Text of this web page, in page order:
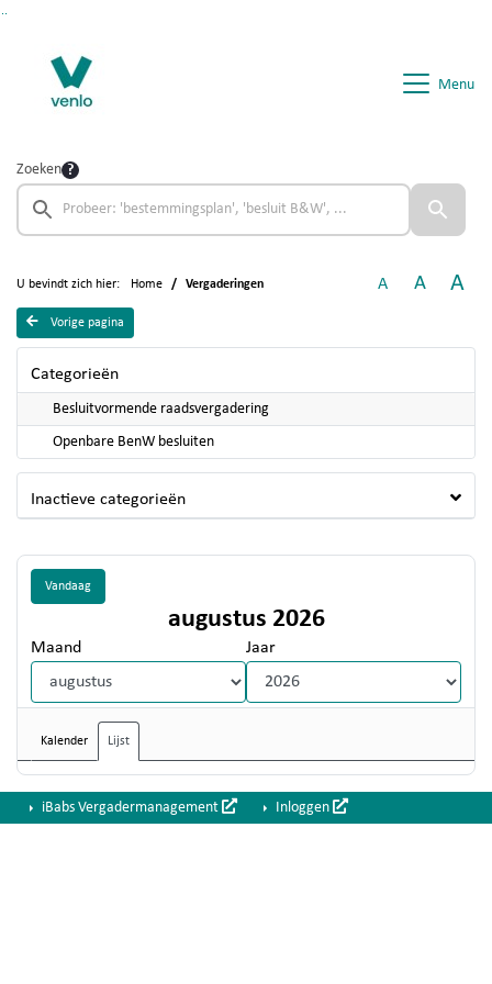
Menu
Zoeken
U bevindt zich hier: Home Vergaderingen A A A
Vorige pagina
Categorieën
Besluitvormende raadsvergadering
Openbare BenW besluiten
Inactieve categorieën
Vandaag
augustus 2026
Maand Jaar
Kalender Lijst
iBabs Vergadermanagement Inloggen